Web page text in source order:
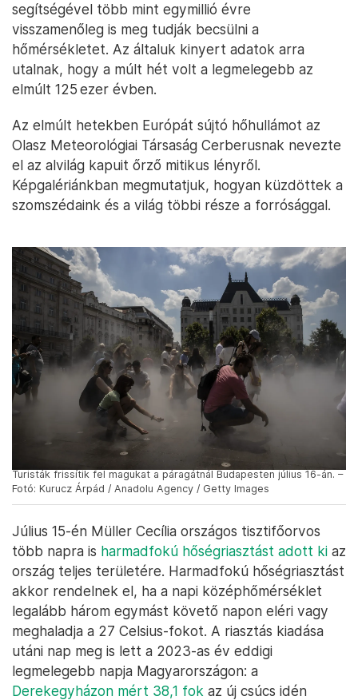
segítségével több mint egymillió évre
visszamenőleg is meg tudják becsülni a
hőmérsékletet. Az általuk kinyert adatok arra
utalnak, hogy a múlt hét volt a legmelegebb az
elmúlt 125 ezer évben.
Az elmúlt hetekben Európát sújtó hőhullámot az
Olasz Meteorológiai Társaság Cerberusnak nevezte
el az alvilág kapuit őrző mitikus lényről.
Képgalériánkban megmutatjuk, hogyan küzdöttek a
szomszédaink és a világ többi része a forrósággal.
Turisták frissítik fel magukat a páragátnál Budapesten július 16-án. –
Fotó: Kurucz Árpád / Anadolu Agency / Getty Images
Július 15-én Müller Cecília országos tisztifőorvos
több napra is harmadfokú hőségriasztást adott ki az
ország teljes területére. Harmadfokú hőségriasztást
akkor rendelnek el, ha a napi középhőmérséklet
legalább három egymást követő napon eléri vagy
meghaladja a 27 Celsius-fokot. A riasztás kiadása
utáni nap meg is lett a 2023-as év eddigi
legmelegebb napja Magyarországon: a
Derekegyházon mért 38,1 fok az új csúcs idén